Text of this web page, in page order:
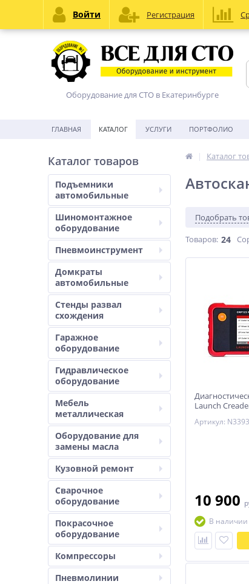
Оборудование для СТО в Екатеринбурге
ГЛАВНАЯ КАТАЛОГ УСЛУГИ ПОРТФОЛИО
Каталог товаров
Подъемники
автомобильные
Шиномонтажное
оборудование
Пневмоинструмент
Домкраты
автомобильные
Стенды развал
схождения
Гаражное
оборудование
Гидравлическое
оборудование
Мебель
металлическая
Оборудование для
замены масла
Кузовной ремонт
Сварочное
оборудование
Покрасочное
оборудование
Компрессоры
Пневмолинии
Каталог
Подобрать
Товаров: 24
Launch
Артикул:
10 900
В
Войти Регистрация